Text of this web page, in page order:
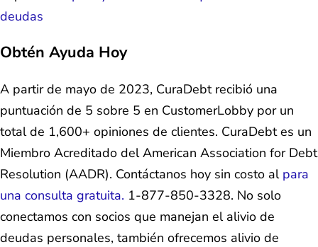
deudas
Obtén Ayuda Hoy
A partir de mayo de 2023, CuraDebt recibió una
puntuación de 5 sobre 5 en CustomerLobby por un
total de 1,600+ opiniones de clientes. CuraDebt es un
Miembro Acreditado del American Association for Debt
Resolution (AADR). Contáctanos hoy sin costo al para
una consulta gratuita. 1-877-850-3328. No solo
conectamos con socios que manejan el alivio de
deudas personales, también ofrecemos alivio de